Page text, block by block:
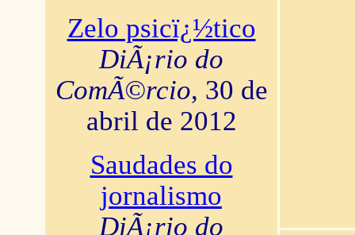
Zelo psicï¿½tico
DiÃ¡rio do
ComÃ©rcio, 30 de
abril de 2012
Saudades do
jornalismo
DiÃ¡rio do